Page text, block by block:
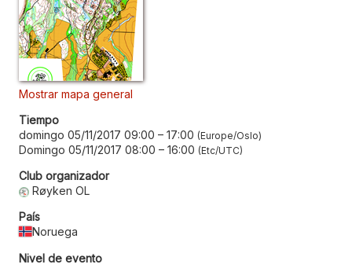
Mostrar mapa general
Tiempo
domingo 05/11/2017 09:00 – 17:00 Europe/Oslo
Domingo 05/11/2017 08:00 – 16:00 Etc/UTC
Club organizador
Røyken OL
País
Noruega
Nivel de evento